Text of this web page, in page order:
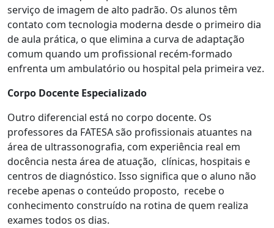
serviço de imagem de alto padrão. Os alunos têm
contato com tecnologia moderna desde o primeiro dia
de aula prática, o que elimina a curva de adaptação
comum quando um profissional recém-formado
enfrenta um ambulatório ou hospital pela primeira vez.
Corpo Docente Especializado
Outro diferencial está no corpo docente. Os
professores da FATESA são profissionais atuantes na
área de ultrassonografia, com experiência real em
docência nesta área de atuação, clínicas, hospitais e
centros de diagnóstico. Isso significa que o aluno não
recebe apenas o conteúdo proposto, recebe o
conhecimento construído na rotina de quem realiza
exames todos os dias.